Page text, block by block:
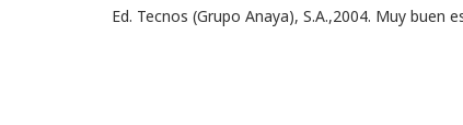
Ed. Tecnos (Grupo Anaya), S.A.,2004. Muy buen